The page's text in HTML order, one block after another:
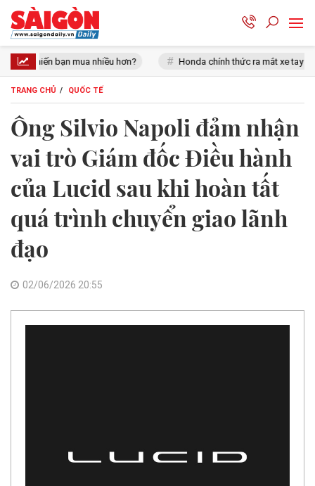
nhiều hơn? Honda chính thức ra mắt xe tay côn cổ điển 150 cc giá
TRANG CHỦ QUỐC TẾ
Ông Silvio Napoli đảm nhận
vai trò Giám đốc Điều hành
của Lucid sau khi hoàn tất
quá trình chuyển giao lãnh
đạo
02/06/2026 20:55